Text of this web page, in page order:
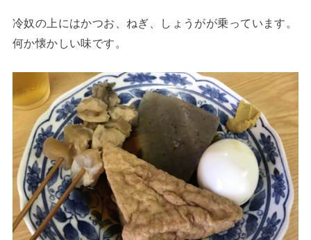
冷奴の上にはかつお、ねぎ、しょうがが乗っています。
何か懐かしい味です。